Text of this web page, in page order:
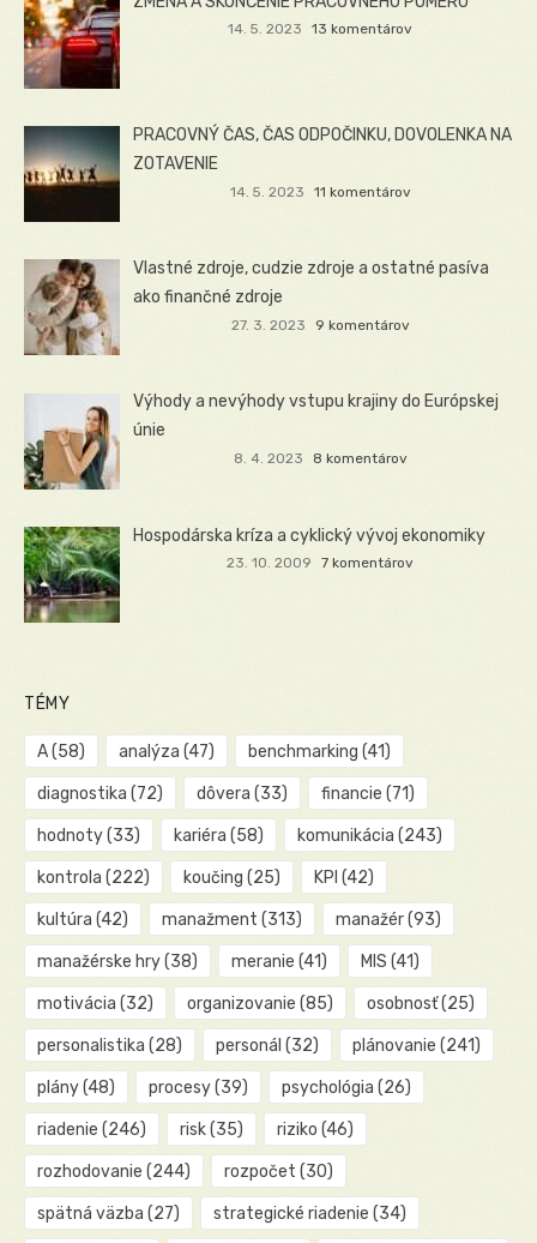
14. 5. 2023 13 komentárov
PRACOVNÝ ČAS, ČAS ODPOČINKU, DOVOLENKA NA
ZOTAVENIE
14. 5. 2023 11 komentárov
Vlastné zdroje, cudzie zdroje a ostatné pasíva
ako finančné zdroje
27. 3. 2023 9 komentárov
Výhody a nevýhody vstupu krajiny do Európskej
únie
8. 4. 2023 8 komentárov
Hospodárska kríza a cyklický vývoj ekonomiky
23. 10. 2009 7 komentárov
TÉMY
A(58) analýza (47) benchmarking (41)
diagnostika (72) dôvera (33) financie (71)
hodnoty(33) kariéra (58) komunikácia (243)
kontrola (222) koučing (25) KPI (42)
kultúra (42) manažment (313) manažér(93)
manažérske hry(38) meranie (41) MIS (41)
motivácia (32) organizovanie (85) osobnosť(25)
personalistika (28) personál (32) plánovanie (241)
plány(48) procesy(39) psychológia (26)
riadenie (246) risk(35) riziko (46)
rozhodovanie (244) rozpočet (30)
spätná väzba (27) strategické riadenie (34)